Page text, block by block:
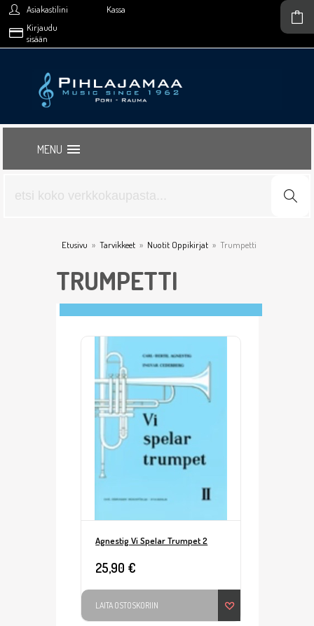
Asiakastilini
Kassa
Kirjaudu
sisään
MENU
Etusivu » Tarvikkeet » Nuotit Oppikirjat » Trumpetti
TRUMPETTI
Agnestig Vi Spelar Trumpet 2
25,90 €
LAITA OSTOSKORIIN